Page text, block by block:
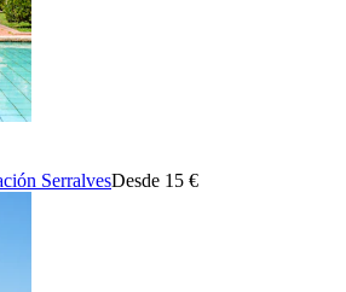
SerralvesDesde 15 €